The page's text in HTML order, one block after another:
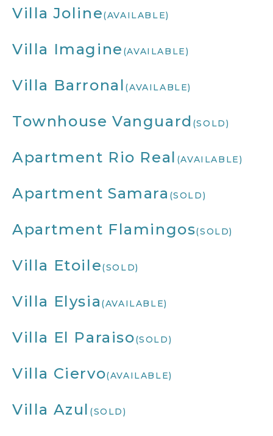
Villa Joline(AVAILABLE)
Villa Imagine (AVAILABLE)
Villa Barronal (AVAILABLE)
Townhouse Vanguard (SOLD)
Apartment Rio Real (AVAILABLE)
Apartment Samara (SOLD)
Apartment Flamingos(SOLD)
Villa Etoile(SOLD)
Villa Elysia (AVAILABLE)
Villa El Paraiso(SOLD)
Villa Ciervo(AVAILABLE)
Villa Azul (SOLD)